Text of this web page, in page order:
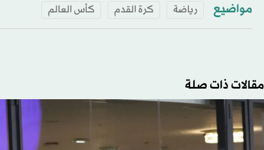
مواضيع رياضة كرة القدم كأس العالم
مقالات ذات صلة